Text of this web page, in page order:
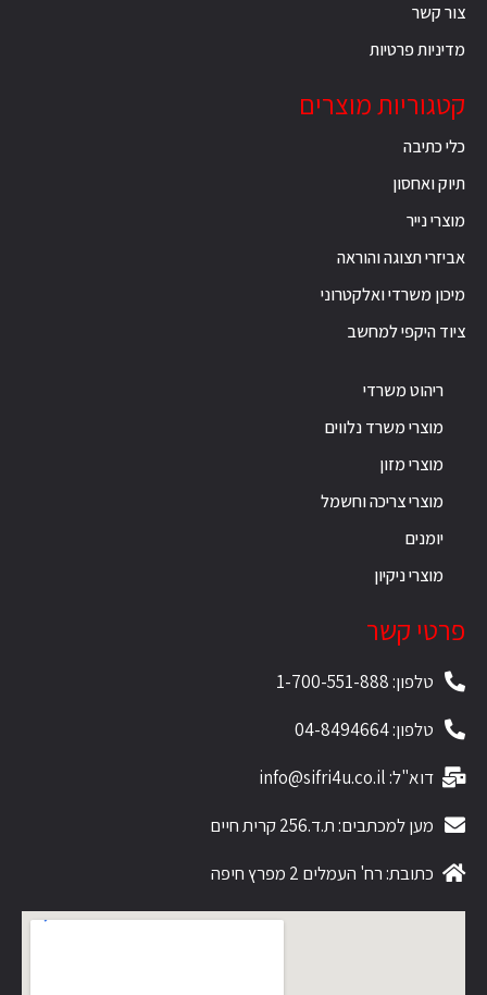
צור קשר
מדיניות פרטיות
קטגוריות מוצרים
כלי כתיבה
תיוק ואחסון
מוצרי נייר
אביזרי תצוגה והוראה
מיכון משרדי ואלקטרוני
ציוד היקפי למחשב
ריהוט משרדי
מוצרי משרד נלווים
מוצרי מזון
מוצרי צריכה וחשמל
יומנים
מוצרי ניקיון
פרטי קשר
טלפון: 1-700-551-888
טלפון: 04-8494664
דוא"ל: info@sifri4u.co.il
מען למכתבים: ת.ד.256 קרית חיים
כתובת: רח' העמלים 2 מפרץ חיפה